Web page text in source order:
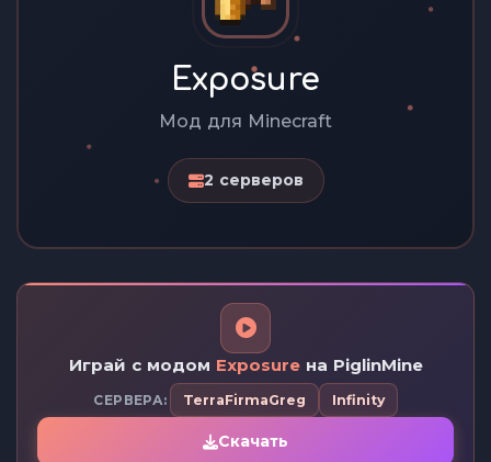
Exposure
Мод для Minecraft
2 серверов
Играй с модом Exposureна PiglinMine
СЕРВЕРА: TerraFirmaGreg Infinity
Скачать